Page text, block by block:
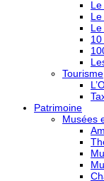
Le
Le
10
Tourisme
Patrimoine
Musées